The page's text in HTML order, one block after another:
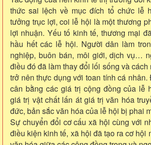
thức sai lệch về mục đích tổ chức lễ
tưởng trục lợi, coi lễ hội là một thương
lợi nhuận. Yếu tố kinh tế, thương mại
hầu hết các lễ hội. Người dân làm
nghiệp, buôn bán, môi giới, dịch vụ…
điều đó đã làm thay đổi lối sống và
trở nên thực dụng với toan tính cá
cân bằng các giá trị cộng đồng của lễ
giá trị vật chất lấn át giá trị văn hóa
đức, bản sắc văn hóa của lễ hội bị phai
Sự chuyển đổi cơ cấu xã hội cùng với
điều kiện kinh tế, xã hội đã tạo ra cơ hội